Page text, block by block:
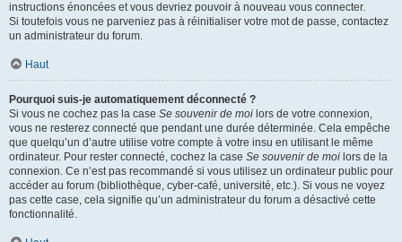
instructions énoncées et vous devriez pouvoir à nouveau vous connecter.
Si toutefois vous ne parveniez pas à réinitialiser votre mot de passe, contactez
un administrateur du forum.
Haut
Pourquoi suis-je automatiquement déconnecté ?
Si vous ne cochez pas la case Se souvenir de moi lors de votre connexion,
vous ne resterez connecté que pendant une durée déterminée. Cela empêche
que quelqu’un d’autre utilise votre compte à votre insu en utilisant le même
ordinateur. Pour rester connecté, cochez la case Se souvenir de moi lors de la
connexion. Ce n’est pas recommandé si vous utilisez un ordinateur public pour
accéder au forum (bibliothèque, cyber-café, université, etc.). Si vous ne voyez
pas cette case, cela signifie qu’un administrateur du forum a désactivé cette
fonctionnalité.